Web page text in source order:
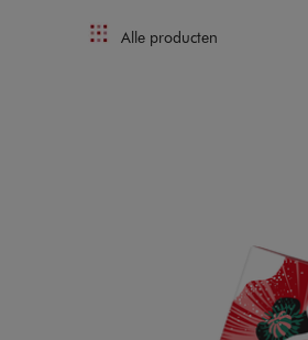
Alle producten